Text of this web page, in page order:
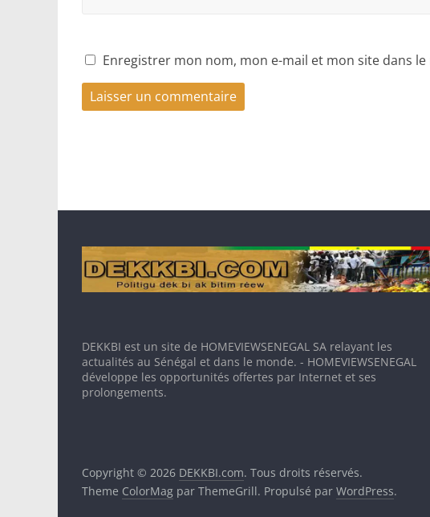
Enregistrer mon nom, mon e-mail et mon site dans
DEKKBI est un site de HOMEVIEWSENEGAL SA relayant les
actualités au Sénégal et dans le monde. - HOMEVIEWSENEGAL
développe les opportunités offertes par Internet et ses
prolongements.
Copyright © 2026 DEKKBI.com. Tous droits réservés.
Theme ColorMag par ThemeGrill. Propulsé par WordPress.